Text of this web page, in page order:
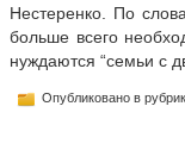
Нестеренко. По
больше всего
нуждаются “семьи с
Опубликовано в